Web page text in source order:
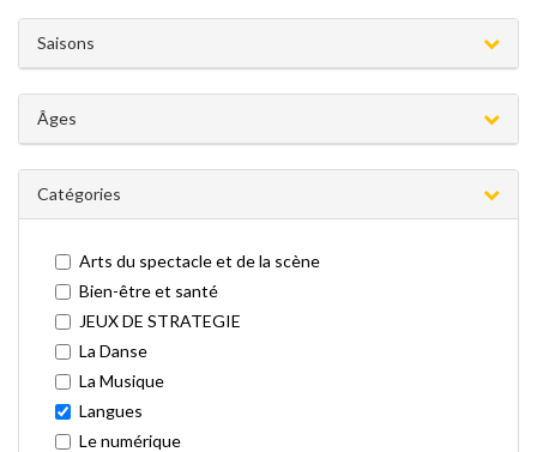
Saisons
Âges
Catégories
Arts du spectacle et de la scène
Bien-être et santé
JEUX DE STRATEGIE
La Danse
La Musique
Langues
Le numérique